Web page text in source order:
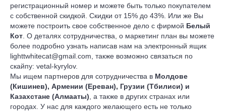
регистрационный номер и можете быть только покупателем
с собственной скидкой. Скидки от 15% до 43%. Или же Вы
можете построить свое собственное дело с фирмой Белый
Кот . О деталях сотрудничества, о маркетинг план вы можете
более подробно узнать написав нам на электронный ящик
lighttwhitecat@gmail.com, также возможно связаться по
скайпу: vetal-kyrylov.
Мы ищем партнеров для сотрудничества в Молдове
(Кишинев), Армении (Ереван), Грузии (Тбилиси) и
Казахстане (Алмааты) , а также в других странах или
городах. У нас для каждого желающего есть не только